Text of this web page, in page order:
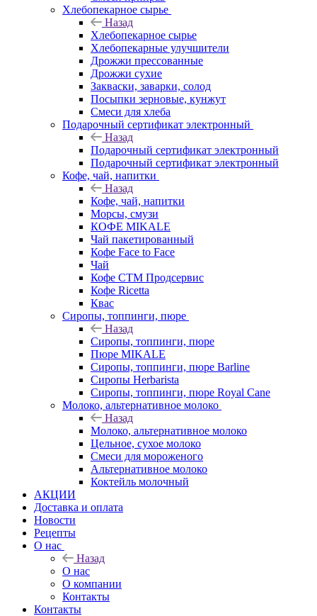
Хлебопекарное сырье
Назад
Хлебопекарное сырье
Хлебопекарные улучшители
Дрожжи прессованные
Дрожжи сухие
Закваски, заварки, солод
Посыпки зерновые, кунжут
Смеси для хлеба
Подарочный сертификат электронный
Назад
Подарочный сертификат электронный
Подарочный сертификат электронный
Кофе, чай, напитки
Назад
Кофе, чай, напитки
Морсы, смузи
КОФЕ MIKALE
Чай пакетированный
Кофе Face to Face
Чай
Кофе СТМ Продсервис
Кофе Ricetta
Квас
Сиропы, топпинги, пюре
Назад
Сиропы, топпинги, пюре
Пюре MIKALE
Сиропы, топпинги, пюре Barline
Сиропы Herbarista
Сиропы, топпинги, пюре Royal Cane
Молоко, альтернативное молоко
Назад
Молоко, альтернативное молоко
Цельное, сухое молоко
Смеси для мороженого
Альтернативное молоко
Коктейль молочный
АКЦИИ
Доставка и оплата
Новости
Рецепты
О нас
Назад
О нас
О компании
Контакты
Контакты